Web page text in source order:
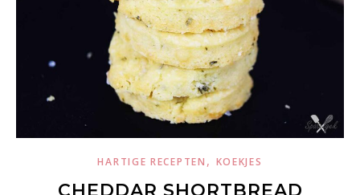
HARTIGE RECEPTEN , KOEKJES